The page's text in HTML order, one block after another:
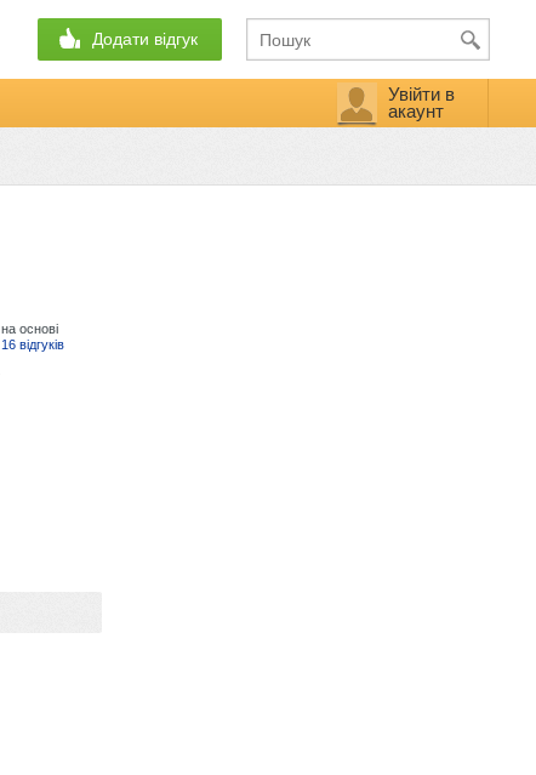
Додати відгук
Увійти в
акаунт
на основі
16 відгуків